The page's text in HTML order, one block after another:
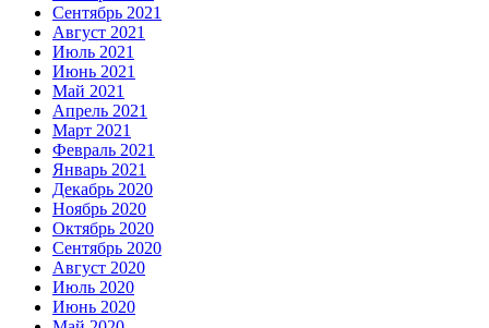
Сентябрь 2021
Август 2021
Июль 2021
Июнь 2021
Май 2021
Апрель 2021
Март 2021
Февраль 2021
Январь 2021
Декабрь 2020
Ноябрь 2020
Октябрь 2020
Сентябрь 2020
Август 2020
Июль 2020
Июнь 2020